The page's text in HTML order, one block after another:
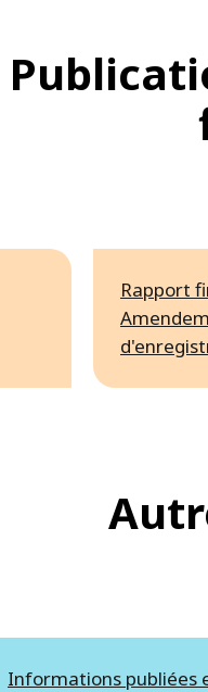
Rapport
Informations publiées